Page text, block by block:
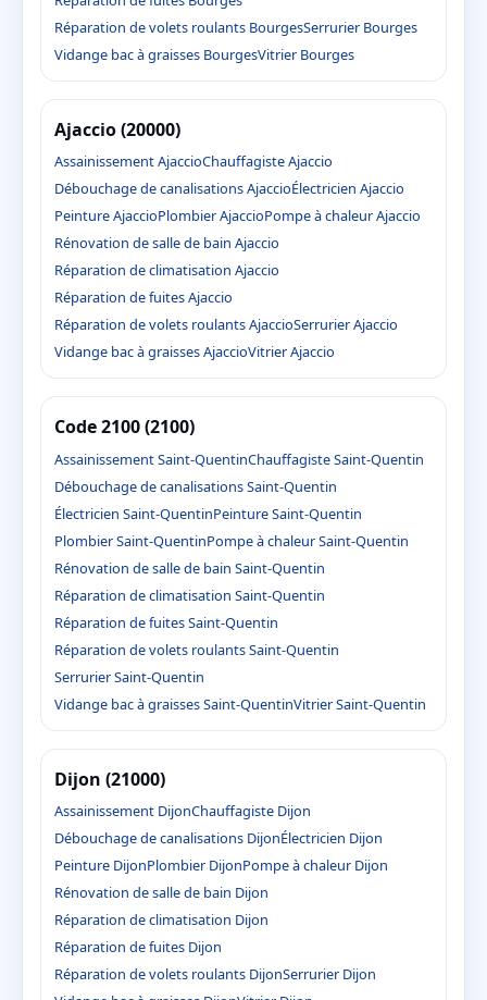
Réparation de volets roulants BourgesSerrurier Bourges
Vidange bac à graisses BourgesVitrier Bourges
Ajaccio (20000)
Assainissement AjaccioChauffagiste Ajaccio
Débouchage de canalisations AjaccioÉlectricien Ajaccio
Peinture AjaccioPlombier AjaccioPompe à chaleur Ajaccio
Rénovation de salle de bain Ajaccio
Réparation de climatisation Ajaccio
Réparation de fuites Ajaccio
Réparation de volets roulants AjaccioSerrurier Ajaccio
Vidange bac à graisses AjaccioVitrier Ajaccio
Code 2100 (2100)
Assainissement Saint-QuentinChauffagiste Saint-Quentin
Débouchage de canalisations Saint-Quentin
Électricien Saint-QuentinPeinture Saint-Quentin
Plombier Saint-QuentinPompe à chaleur Saint-Quentin
Rénovation de salle de bain Saint-Quentin
Réparation de climatisation Saint-Quentin
Réparation de fuites Saint-Quentin
Réparation de volets roulants Saint-Quentin
Serrurier Saint-Quentin
Vidange bac à graisses Saint-QuentinVitrier Saint-Quentin
Dijon (21000)
Assainissement DijonChauffagiste Dijon
Débouchage de canalisations DijonÉlectricien Dijon
Peinture DijonPlombier DijonPompe à chaleur Dijon
Rénovation de salle de bain Dijon
Réparation de climatisation Dijon
Réparation de fuites Dijon
Réparation de volets roulants DijonSerrurier Dijon